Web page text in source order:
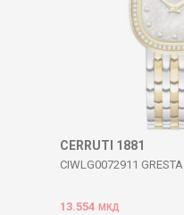
CERRUTI 1881
CIWLG0072911 GRESTA
13.554 МКД